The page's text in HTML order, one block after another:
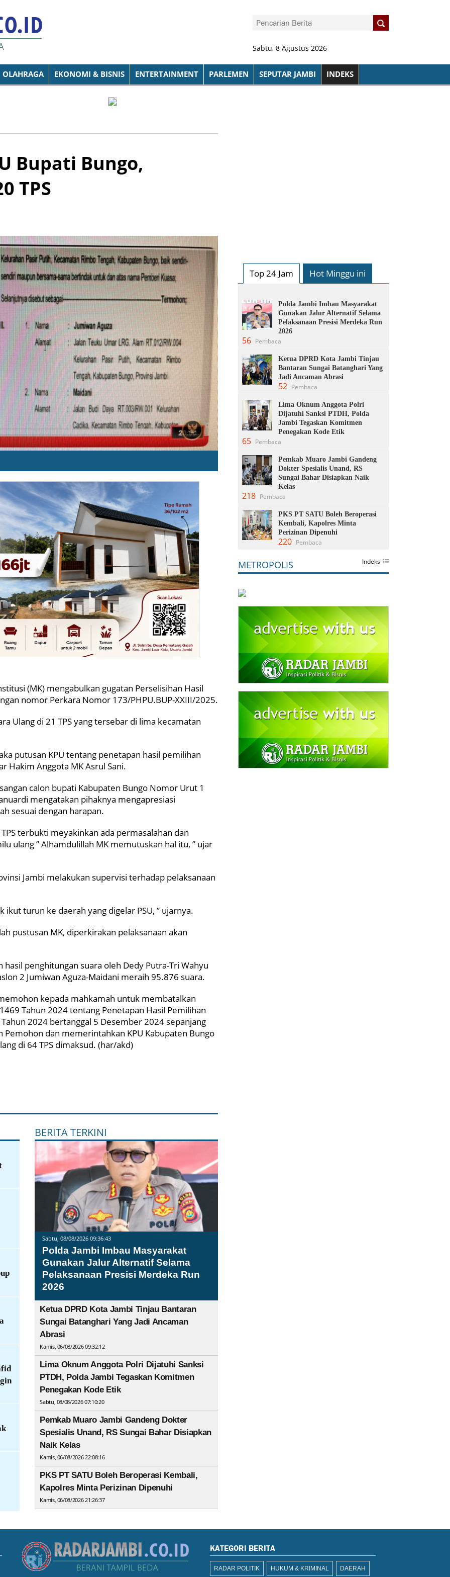
Sabtu, 8 Agustus 2026
OLAHRAGA EKONOMI & BISNIS ENTERTAINMENT PARLEMEN SEPUTAR JAMBI INDEKS
Bupati Bungo,
TPS
(MK) mengabulkan gugatan Perselisihan Hasil
nomor Perkara Nomor 173/PHPU.BUP-XXIII/2025.
Ulang di 21 TPS yang tersebar di lima kecamatan
putusan KPU tentang penetapan hasil pemilihan
Hakim Anggota MK Asrul Sani.
calon bupati Kabupaten Bungo Nomor Urut 1
mengatakan pihaknya mengapresiasi
sesuai dengan harapan.
terbukti meyakinkan ada permasalahan dan
ulang ” Alhamdulillah MK memutuskan hal itu, ” ujar
Jambi melakukan supervisi terhadap pelaksanaan
ikut turun ke daerah yang digelar PSU, ” ujarnya.
pustusan MK, diperkirakan pelaksanaan akan
penghitungan suara oleh Dedy Putra-Tri Wahyu
2 Jumiwan Aguza-Maidani meraih 95.876 suara.
kepada mahkamah untuk membatalkan
Tahun 2024 tentang Penetapan Hasil Pemilihan
2024 bertanggal 5 Desember 2024 sepanjang
Pemohon dan memerintahkan KPU Kabupaten Bungo
di 64 TPS dimaksud. (har/akd)
BERITA TERKINI
Sabtu, 08/08/2026 09:36:43
Polda Jambi Imbau Masyarakat
Gunakan Jalur Alternatif Selama
Pelaksanaan Presisi Merdeka Run
2026
Ketua DPRD Kota Jambi Tinjau Bantaran
Sungai Batanghari Yang Jadi Ancaman
Abrasi
Kamis, 06/08/2026 09:32:12
Lima Oknum Anggota Polri Dijatuhi Sanksi
PTDH, Polda Jambi Tegaskan Komitmen
Penegakan Kode Etik
Sabtu, 08/08/2026 07:10:20
Pemkab Muaro Jambi Gandeng Dokter
Spesialis Unand, RS Sungai Bahar Disiapkan
Naik Kelas
Kamis, 06/08/2026 22:08:16
PKS PT SATU Boleh Beroperasi Kembali,
Kapolres Minta Perizinan Dipenuhi
Kamis, 06/08/2026 21:26:37
Top 24 Jam Hot Minggu ini
Polda Jambi Imbau Masyarakat
Gunakan Jalur Alternatif Selama
Pelaksanaan Presisi Merdeka Run
2026
56 Pembaca
Ketua DPRD Kota Jambi Tinjau
Bantaran Sungai Batanghari Yang
Jadi Ancaman Abrasi
52 Pembaca
Lima Oknum Anggota Polri
Dijatuhi Sanksi PTDH, Polda
Jambi Tegaskan Komitmen
Penegakan Kode Etik
65 Pembaca
Pemkab Muaro Jambi Gandeng
Dokter Spesialis Unand, RS
Sungai Bahar Disiapkan Naik
Kelas
218 Pembaca
PKS PT SATU Boleh Beroperasi
Kembali, Kapolres Minta
Perizinan Dipenuhi
220 Pembaca
METROPOLIS Indeks
KATEGORI BERITA
RADAR POLITIK HUKUM & KRIMINAL DAERAH